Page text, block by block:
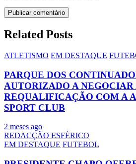
Related Posts
ATLETISMO EM DESTAQUE
PARQUE DOS
AUTORIZADO A NEGOCIAR
REQUALIFICAÇÃO COM A
SPORT CLUB
2 meses ago
REDACÇÃO ESFÉRICO
EM DESTAQUE FUTEBOL